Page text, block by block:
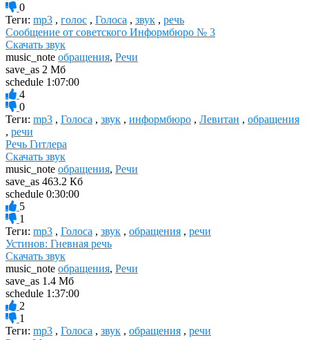
0
Теги: mp3 , голос , Голоса , звук , речь
Сообщение от советского Информбюро № 3
Скачать звук
music_note обращения, Речи
save_as 2 Мб
schedule 1:07:00
4
0
Теги: mp3 , Голоса , звук , информбюро , Левитан , обращения
, речи
Речь Гитлера
Скачать звук
music_note обращения, Речи
save_as 463.2 Кб
schedule 0:30:00
5
1
Теги: mp3 , Голоса , звук , обращения , речи
Устинов: Гневная речь
Скачать звук
music_note обращения, Речи
save_as 1.4 Мб
schedule 1:37:00
2
1
Теги: mp3 , Голоса , звук , обращения , речи